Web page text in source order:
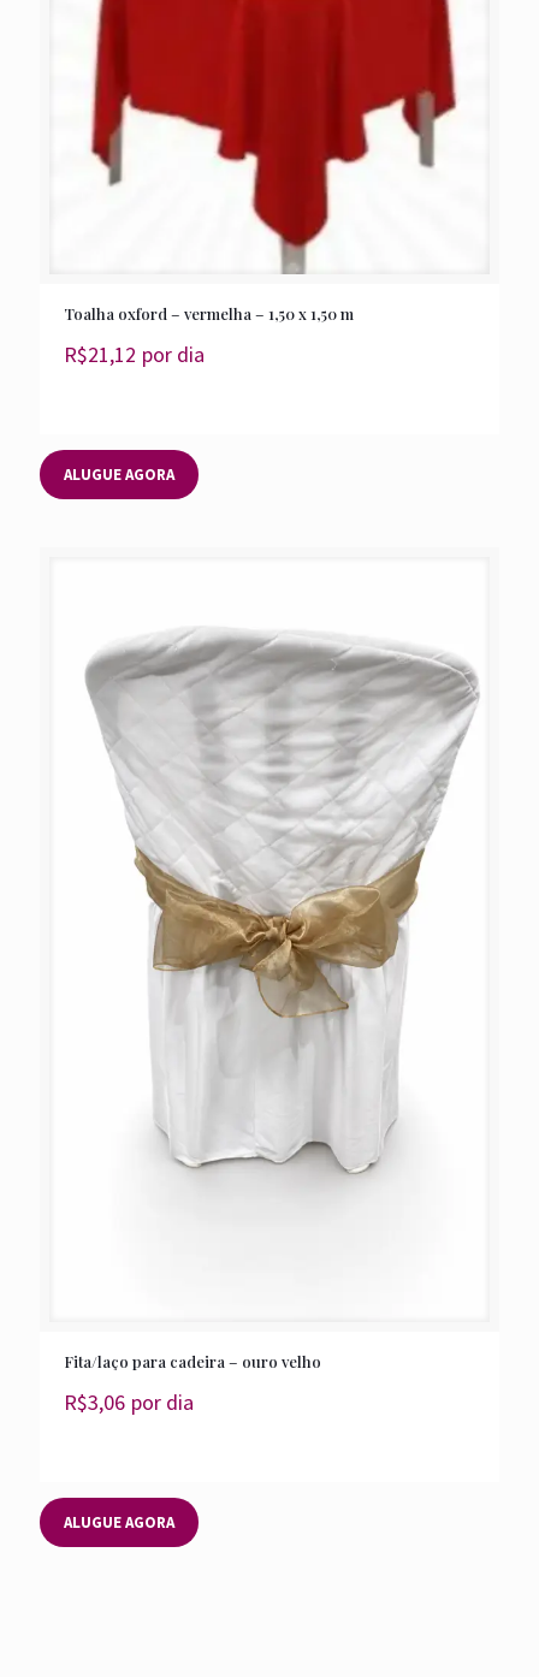
Toalha oxford – vermelha – 1,50 x 1,50 m
R$21,12 por dia
ALUGUE AGORA
Fita/laço para cadeira – ouro velho
R$3,06 por dia
ALUGUE AGORA